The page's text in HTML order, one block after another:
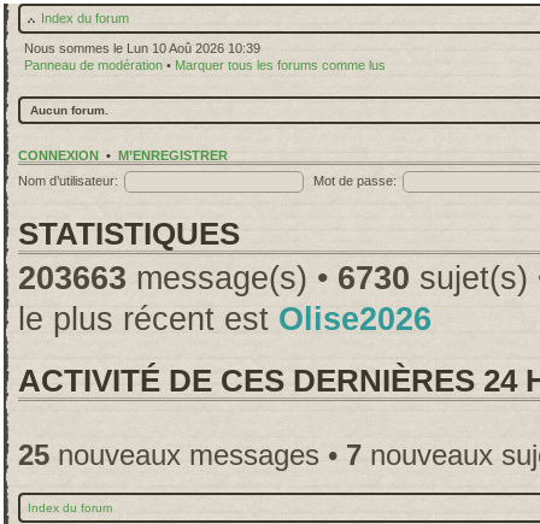
Index du forum
Nous sommes le Lun 10 Aoû 2026 10:39
Panneau de modération • Marquer tous les forums comme lus
Aucun forum.
CONNEXION • M’ENREGISTRER
Nom d’utilisateur:
Mot de passe:
STATISTIQUES
203663 message(s) • 6730 sujet(s)
le plus récent est Olise2026
ACTIVITÉ DE CES DERNIÈRES 24
25 nouveaux messages • 7 nouveaux
Index du forum